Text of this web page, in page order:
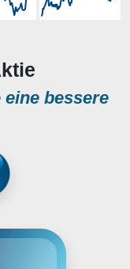
bessere